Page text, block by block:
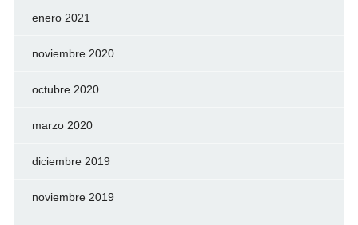
enero 2021
noviembre 2020
octubre 2020
marzo 2020
diciembre 2019
noviembre 2019